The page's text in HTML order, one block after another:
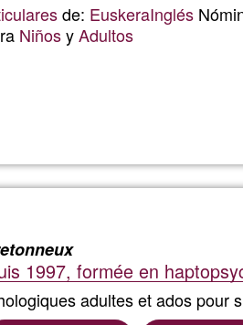
de: EuskeraInglés
NiñosyAdultos
1997, formée en
adultes et ados pour